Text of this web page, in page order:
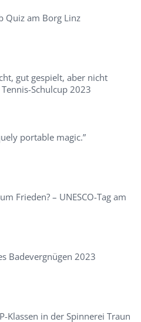
Quiz am Borg Linz
gut gespielt, aber nicht
Schulcup 2023
portable magic.”
Frieden? – UNESCO-Tag am
Badevergnügen 2023
Klassen in der Spinnerei Traun